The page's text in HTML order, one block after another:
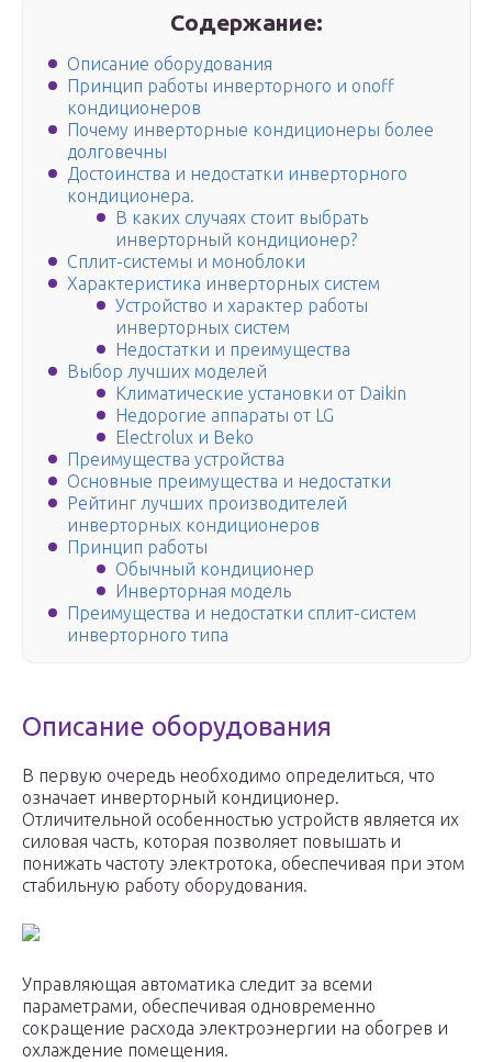
Содержание:
Описание оборудования
Принцип работы инверторного и onoff
кондиционеров
Почему инверторные кондиционеры более
долговечны
Достоинства и недостатки инверторного
кондиционера.
В каких случаях стоит выбрать
инверторный кондиционер?
Сплит-системы и моноблоки
Характеристика инверторных систем
Устройство и характер работы
инверторных систем
Недостатки и преимущества
Выбор лучших моделей
Климатические установки от Daikin
Недорогие аппараты от LG
Electrolux и Beko
Преимущества устройства
Основные преимущества и недостатки
Рейтинг лучших производителей
инверторных кондиционеров
Принцип работы
Обычный кондиционер
Инверторная модель
Преимущества и недостатки сплит-систем
инверторного типа
Описание оборудования
В первую очередь необходимо определиться, что
означает инверторный кондиционер.
Отличительной особенностью устройств является их
силовая часть, которая позволяет повышать и
понижать частоту электротока, обеспечивая при этом
стабильную работу оборудования.
Управляющая автоматика следит за всеми
параметрами, обеспечивая одновременно
сокращение расхода электроэнергии на обогрев и
охлаждение помещения.